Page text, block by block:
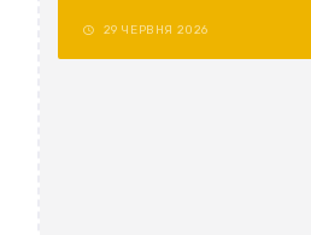
29 ЧЕРВНЯ 2026